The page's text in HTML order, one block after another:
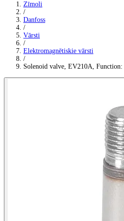
Zīmoli
/
Danfoss
/
Vārsti
/
Elektromagnētiskie vārsti
/
Solenoid valve, EV210A,